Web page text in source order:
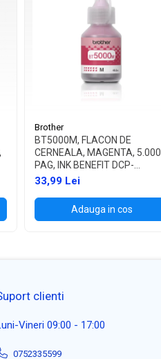
Brother
BT5000M, FLACON DE
CERNEALA, MAGENTA, 5.000
PAG, INK BENEFIT DCP-
T300/T500W/T700W
33,99 Lei
Adauga in cos
clienti
Vineri 09:00 - 17:00
0752335599